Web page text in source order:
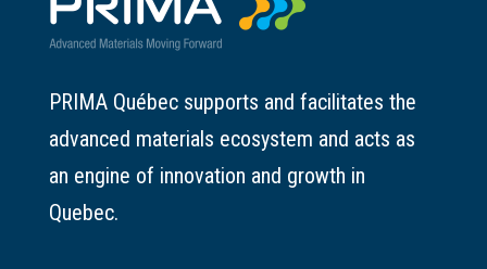
PRIMA Québec supports and facilitates the
advanced materials ecosystem and acts as
an engine of innovation and growth in
Quebec.